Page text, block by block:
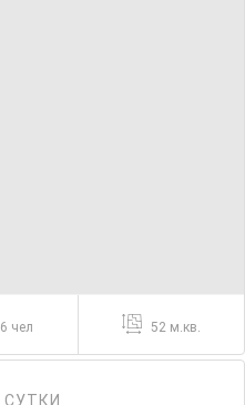
чел 52 м.кв.
СУТКИ